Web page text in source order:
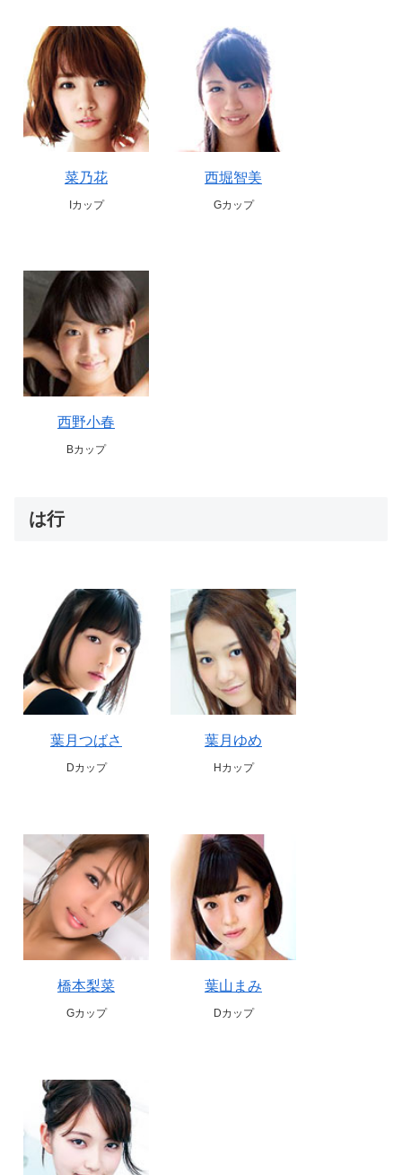
菜乃花
Iカップ
西堀智美
Gカップ
西野小春
Bカップ
は行
葉月つばさ
Dカップ
葉月ゆめ
Hカップ
橋本梨菜
Gカップ
葉山まみ
Dカップ